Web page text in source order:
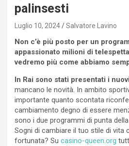
palinsesti
Luglio 10, 2024 Salvatore Lavino
Non c’è più posto per un
appassionato milioni di
vedremo più come abbiamo
In Rai sono stati presentati i
mancano le novità. In ambito
importante quanto scontata
cambiamento degno di essere
sono i due programmi di punta
Sogni di cambiare il tuo stile di vita
fortunata? Su casino-queen.org